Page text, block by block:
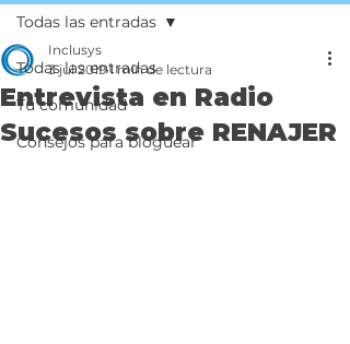
Todas las entradas
Tu comunidad
Consejos para bloguear
Todas las entradas
Entrevista en Radio
Sucesos sobre RENAJER
Inclusys
3 jul 2019 1 min de lectura